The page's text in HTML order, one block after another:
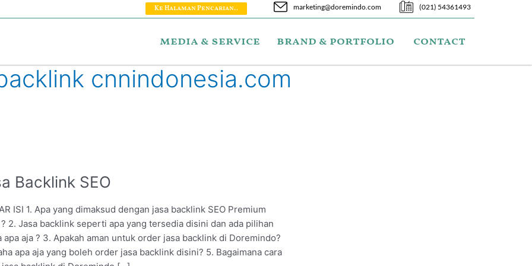
Ke Halaman Pencarian.. marketing@doremindo.com (021) 54361493
media & service brand & portfolio contact
cnnindonesia.com
Backlink SEO
ISI 1. Apa yang dimaksud dengan jasa backlink SEO Premium
2. Jasa backlink seperti apa yang tersedia disini dan ada pilihan
apa aja ? 3. Apakah aman untuk order jasa backlink di Doremindo?
apa aja yang boleh order jasa backlink disini? 5. Bagaimana cara